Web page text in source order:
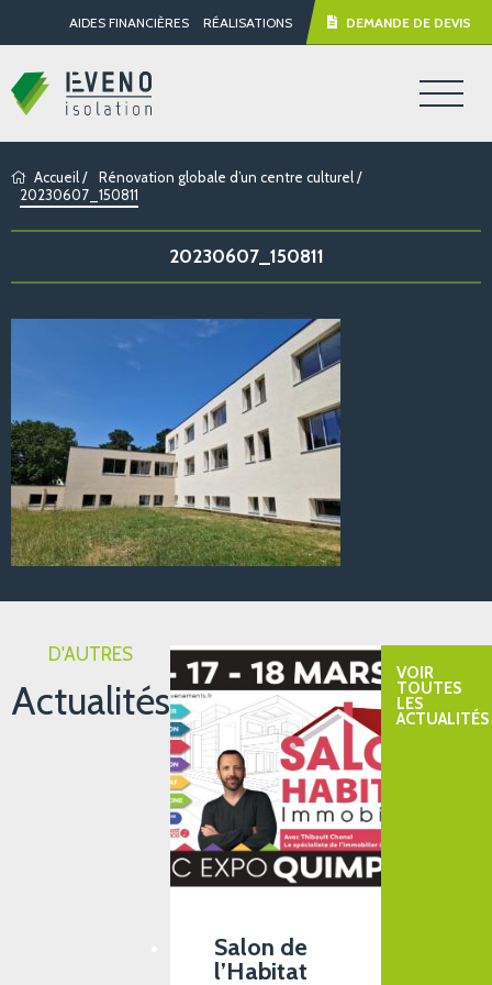
AIDES FINANCIÈRES RÉALISATIONS DEMANDE DE DEVIS
Accueil/ Rénovation globale d’un centre culturel/
20230607_150811
20230607_150811
D'AUTRES
Actualités
Salon de
l’Habitat
VOIR
TOUTES
LES
ACTUALITÉS